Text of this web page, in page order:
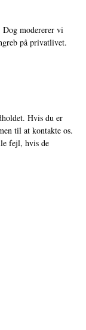
modererer vi
på privatlivet.
Hvis du er
til at kontakte os.
fejl, hvis de